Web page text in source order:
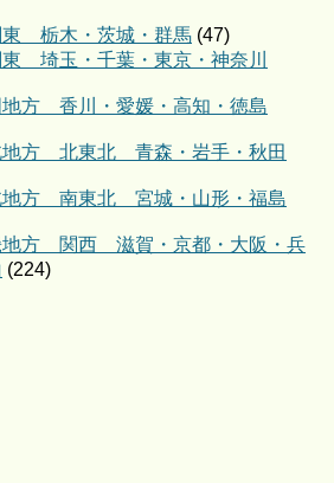
栃木・茨城・群馬 (47)
埼玉・千葉・東京・神奈川
方 香川・愛媛・高知・徳島
方 北東北 青森・岩手・秋田
方 南東北 宮城・山形・福島
方 関西 滋賀・京都・大阪・兵
(224)